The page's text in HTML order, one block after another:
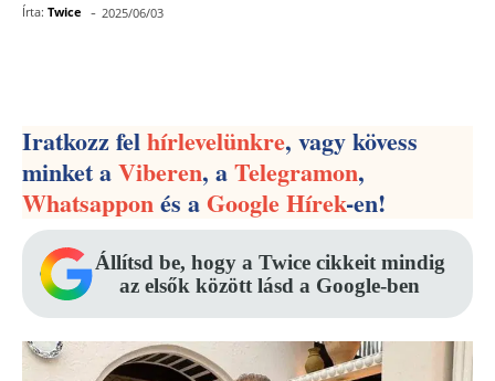
Írta: Twice - 2025/06/03
Iratkozz felhírlevelünkre, vagy kövess
minket aViberen, aTelegramon,
Whatsapponés aGoogle Hírek-en!
Állítsd be, hogy a Twice cikkeit mindig
az elsők között lásd a Google-ben